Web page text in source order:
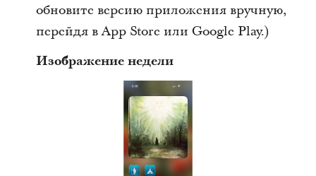
обновите версию приложения вручную,
перейдя в App Store или Google Play.)
Изображение недели